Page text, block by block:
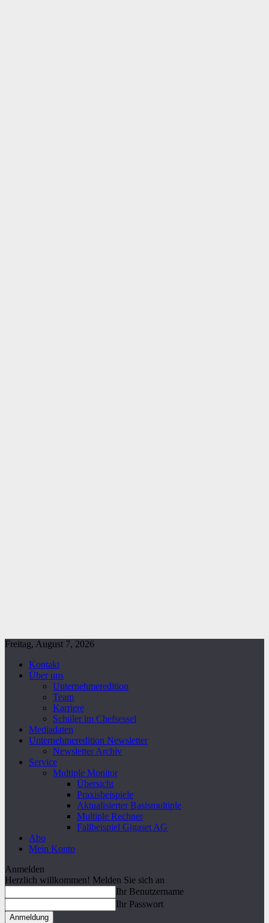
Freitag, August 7, 2026
Kontakt
Über uns
Unternehmeredition
Team
Karriere
Schüler im Chefsessel
Mediadaten
Unternehmeredition Newsletter
Newsletter Archiv
Service
Multiple Monitor
Übersicht
Praxisbeispiele
Aktualisierter Basismultiple
Multiple Rechner
Fallbeispiel Gigaset AG
Abo
Mein Konto
Anmelden
Herzlich willkommen! Melden Sie sich an
Ihr Benutzername
Ihr Passwort